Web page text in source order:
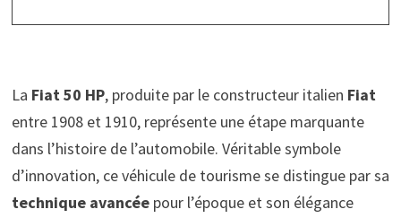
La Fiat 50 HP, produite par le constructeur italien Fiat
entre 1908 et 1910, représente une étape marquante
dans l’histoire de l’automobile. Véritable symbole
d’innovation, ce véhicule de tourisme se distingue par sa
technique avancéepour l’époque et son élégance